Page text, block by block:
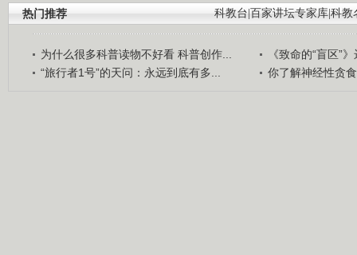
科教台 百家讲坛专家库 科教
热门推荐
为什么很多科普读物不好看 科普创作...
《致命的“盲区”
“旅行者1号”的天问：永远到底有多...
你了解神经性贪